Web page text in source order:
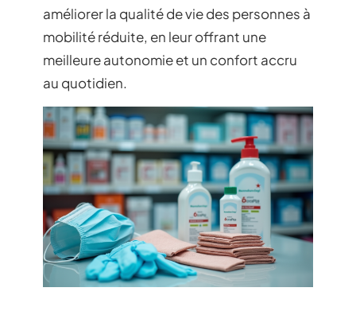
améliorer la qualité de vie des personnes à
mobilité réduite, en leur offrant une
meilleure autonomie et un confort accru
au quotidien.